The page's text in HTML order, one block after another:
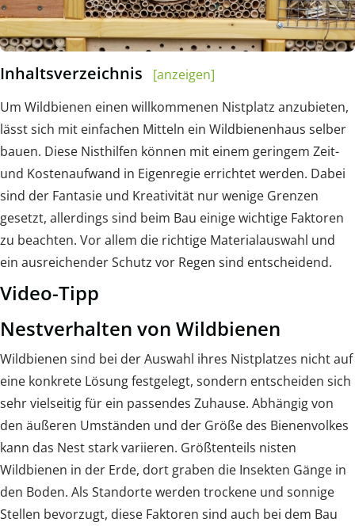
Inhaltsverzeichnis
[anzeigen]
Um Wildbienen einen willkommenen Nistplatz anzubieten,
lässt sich mit einfachen Mitteln ein Wildbienenhaus selber
bauen. Diese Nisthilfen können mit einem geringem Zeit-
und Kostenaufwand in Eigenregie errichtet werden. Dabei
sind der Fantasie und Kreativität nur wenige Grenzen
gesetzt, allerdings sind beim Bau einige wichtige Faktoren
zu beachten. Vor allem die richtige Materialauswahl und
ein ausreichender Schutz vor Regen sind entscheidend.
Video-Tipp
Nestverhalten von Wildbienen
Wildbienen sind bei der Auswahl ihres Nistplatzes nicht auf
eine konkrete Lösung festgelegt, sondern entscheiden sich
sehr vielseitig für ein passendes Zuhause. Abhängig von
den äußeren Umständen und der Größe des Bienenvolkes
kann das Nest stark variieren. Größtenteils nisten
Wildbienen in der Erde, dort graben die Insekten Gänge in
den Boden. Als Standorte werden trockene und sonnige
Stellen bevorzugt, diese Faktoren sind auch bei dem Bau